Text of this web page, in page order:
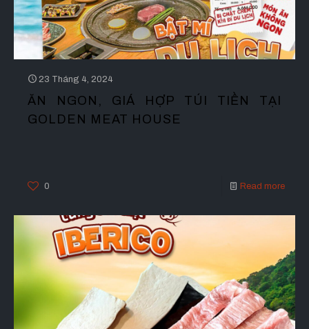
23 Tháng 4, 2024
ĂN NGON, GIÁ HỢP TÚI TIỀN TẠI
GOLDEN MEAT HOUSE
0 Read more